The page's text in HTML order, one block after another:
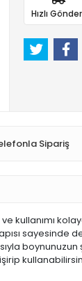
Hızlı
Sipariş
kullanımı
boynunuzun